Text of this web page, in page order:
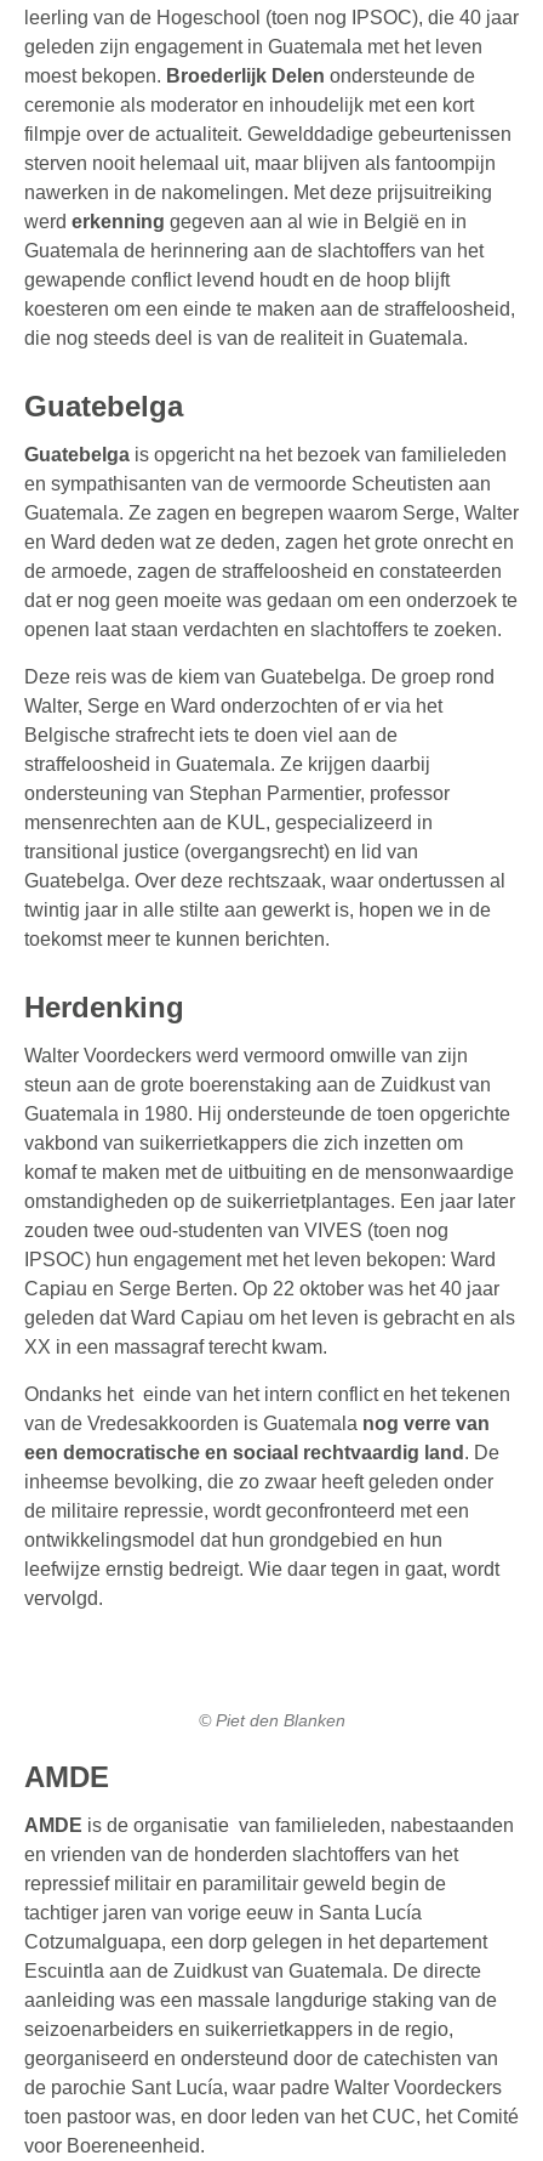
leerling van de Hogeschool (toen nog IPSOC), die 40 jaar
geleden zijn engagement in Guatemala met het leven
moest bekopen. Broederlijk Delen ondersteunde de
ceremonie als moderator en inhoudelijk met een kort
filmpje over de actualiteit. Gewelddadige gebeurtenissen
sterven nooit helemaal uit, maar blijven als fantoompijn
nawerken in de nakomelingen. Met deze prijsuitreiking
werd erkenning gegeven aan al wie in België en in
Guatemala de herinnering aan de slachtoffers van het
gewapende conflict levend houdt en de hoop blijft
koesteren om een einde te maken aan de straffeloosheid,
die nog steeds deel is van de realiteit in Guatemala.
Guatebelga
Guatebelga is opgericht na het bezoek van familieleden
en sympathisanten van de vermoorde Scheutisten aan
Guatemala. Ze zagen en begrepen waarom Serge, Walter
en Ward deden wat ze deden, zagen het grote onrecht en
de armoede, zagen de straffeloosheid en constateerden
dat er nog geen moeite was gedaan om een onderzoek te
openen laat staan verdachten en slachtoffers te zoeken.
Deze reis was de kiem van Guatebelga. De groep rond
Walter, Serge en Ward onderzochten of er via het
Belgische strafrecht iets te doen viel aan de
straffeloosheid in Guatemala. Ze krijgen daarbij
ondersteuning van Stephan Parmentier, professor
mensenrechten aan de KUL, gespecializeerd in
transitional justice (overgangsrecht) en lid van
Guatebelga. Over deze rechtszaak, waar ondertussen al
twintig jaar in alle stilte aan gewerkt is, hopen we in de
toekomst meer te kunnen berichten.
Herdenking
Walter Voordeckers werd vermoord omwille van zijn
steun aan de grote boerenstaking aan de Zuidkust van
Guatemala in 1980. Hij ondersteunde de toen opgerichte
vakbond van suikerrietkappers die zich inzetten om
komaf te maken met de uitbuiting en de mensonwaardige
omstandigheden op de suikerrietplantages. Een jaar later
zouden twee oud-studenten van VIVES (toen nog
IPSOC) hun engagement met het leven bekopen: Ward
Capiau en Serge Berten. Op 22 oktober was het 40 jaar
geleden dat Ward Capiau om het leven is gebracht en als
XX in een massagraf terecht kwam.
Ondanks het einde van het intern conflict en het tekenen
van de Vredesakkoorden is Guatemala nog verre van
een democratische en sociaal rechtvaardig land . De
inheemse bevolking, die zo zwaar heeft geleden onder
de militaire repressie, wordt geconfronteerd met een
ontwikkelingsmodel dat hun grondgebied en hun
leefwijze ernstig bedreigt. Wie daar tegen in gaat, wordt
vervolgd.
© Piet den Blanken
AMDE
AMDE is de organisatie van familieleden, nabestaanden
en vrienden van de honderden slachtoffers van het
repressief militair en paramilitair geweld begin de
tachtiger jaren van vorige eeuw in Santa Lucía
Cotzumalguapa, een dorp gelegen in het departement
Escuintla aan de Zuidkust van Guatemala. De directe
aanleiding was een massale langdurige staking van de
seizoenarbeiders en suikerrietkappers in de regio,
georganiseerd en ondersteund door de catechisten van
de parochie Sant Lucía, waar padre Walter Voordeckers
toen pastoor was, en door leden van het CUC, het Comité
voor Boereneenheid.